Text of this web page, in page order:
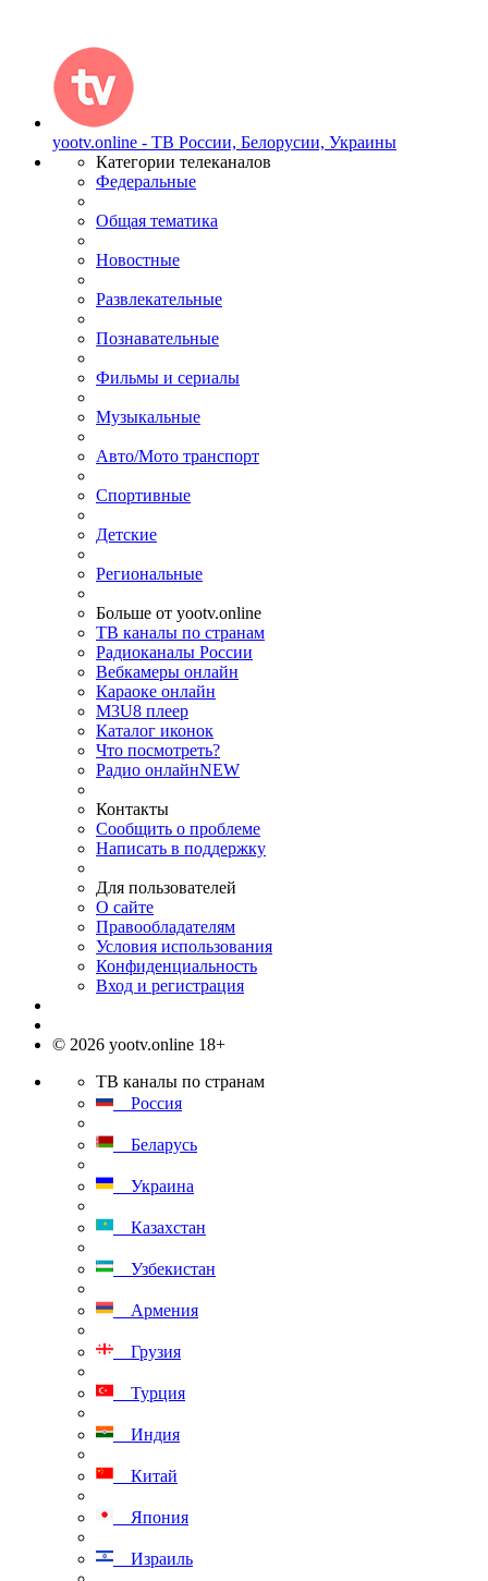
yootv.online - ТВ России, Белорусии, Украины
Категории телеканалов
Федеральные
Общая тематика
Новостные
Развлекательные
Познавательные
Фильмы и сериалы
Музыкальные
Авто/Мото транспорт
Спортивные
Детские
Региональные
Больше от yootv.online
ТВ каналы по странам
Радиоканалы России
Вебкамеры онлайн
Караоке онлайн
M3U8 плеер
Каталог иконок
Что посмотреть?
Радио онлайнNEW
Контакты
Сообщить о проблеме
Написать в поддержку
Для пользователей
О сайте
Правообладателям
Условия использования
Конфиденциальность
Вход и регистрация
© 2026 yootv.online 18+
ТВ каналы по странам
Россия
Беларусь
Украина
Казахстан
Узбекистан
Армения
Грузия
Турция
Индия
Китай
Япония
Израиль